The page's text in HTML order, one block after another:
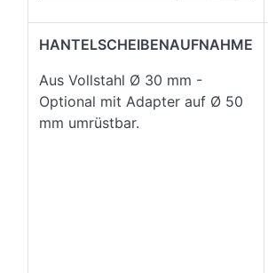
HANTELSCHEIBENAUFNAHME
Aus Vollstahl Ø 30 mm -
Optional mit Adapter auf Ø 50
mm umrüstbar.